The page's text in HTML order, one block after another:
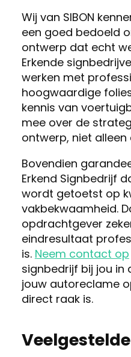
Wij van SIBON
een goed bedoeld
ontwerp dat echt
Erkende
werken met
hoogwaardige
kennis van
mee over de
ontwerp, niet
Bovendien
Erkend Signbedrijf
wordt getoetst op
vakbekwaamheid.
opdrachtgever
eindresultaat
is. Neem contact op
signbedrijf bij jou in
jouw autoreclame
direct raak is.